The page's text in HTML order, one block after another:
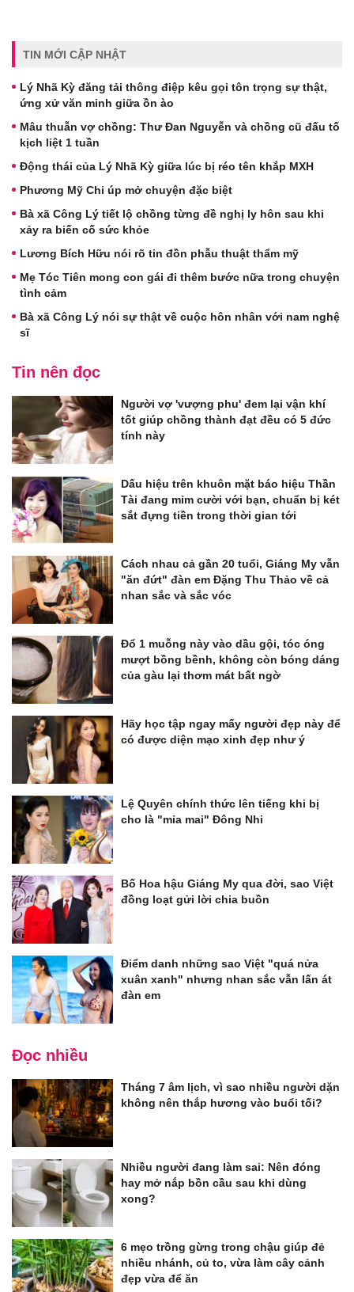
TIN MỚI CẬP NHẬT
Lý Nhã Kỳ đăng tải thông điệp kêu gọi tôn trọng sự thật,
ứng xử văn minh giữa ồn ào
Mâu thuẫn vợ chồng: Thư Đan Nguyễn và chồng cũ đấu tố
kịch liệt 1 tuần
Động thái của Lý Nhã Kỳ giữa lúc bị réo tên khắp MXH
Phương Mỹ Chi úp mở chuyện đặc biệt
Bà xã Công Lý tiết lộ chồng từng đề nghị ly hôn sau khi
xảy ra biến cố sức khỏe
Lương Bích Hữu nói rõ tin đồn phẫu thuật thẩm mỹ
Mẹ Tóc Tiên mong con gái đi thêm bước nữa trong chuyện
tình cảm
Bà xã Công Lý nói sự thật về cuộc hôn nhân với nam nghệ
sĩ
Tin nên đọc
Người vợ 'vượng phu' đem lại vận khí
tốt giúp chồng thành đạt đều có 5 đức
tính này
Dấu hiệu trên khuôn mặt báo hiệu Thần
Tài đang mỉm cười với bạn, chuẩn bị két
sắt đựng tiền trong thời gian tới
Cách nhau cả gần 20 tuổi, Giáng My vẫn
"ăn đứt" đàn em Đặng Thu Thảo về cả
nhan sắc và sắc vóc
Đổ 1 muỗng này vào dầu gội, tóc óng
mượt bồng bềnh, không còn bóng dáng
của gàu lại thơm mát bất ngờ
Hãy học tập ngay mấy người đẹp này để
có được diện mạo xinh đẹp như ý
Lệ Quyên chính thức lên tiếng khi bị
cho là "mỉa mai" Đông Nhi
Bố Hoa hậu Giáng My qua đời, sao Việt
đồng loạt gửi lời chia buồn
Điểm danh những sao Việt "quá nửa
xuân xanh" nhưng nhan sắc vẫn lấn át
đàn em
Đọc nhiều
Tháng 7 âm lịch, vì sao nhiều người dặn
không nên thắp hương vào buổi tối?
Nhiều người đang làm sai: Nên đóng
hay mở nắp bồn cầu sau khi dùng
xong?
6 mẹo trồng gừng trong chậu giúp đẻ
nhiều nhánh, củ to, vừa làm cây cảnh
đẹp vừa để ăn